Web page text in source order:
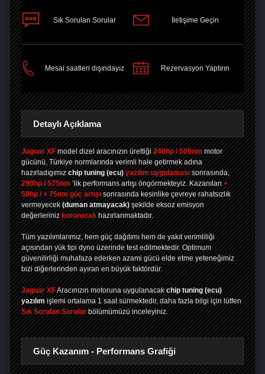
Sık Sorulan Sorular İletişime Geçin
Mesai saatleri dışındayız Rezervasyon Yaptırın
Detaylı Açıklama
Jaguar XF model dizel aracınızın ürettiği 240hp / 500nm motor
gücünü, Türkiye normlarında verimli hale getirmek adına
hazırladıgımız chip tuning (ecu) yazılım uygulaması sonrasında,
290hp / 575nm ’lik performans artışı öngörmekteyiz. Kazanılan +
50hp / + 75nm güç artışı sonrasında kesinlike çevreye rahatsızlık
vermeyecek (duman atmayacak) şekilde eksoz emisyon
değerleriniz korunarak hazırlanmaktadır.
Tüm yazılımlarımız, hem güç dağıtımı hem de yakıt verimliliği
açısından yük tipi dyno üzerinde test edilmektedir. Optimum
güvenilirliği muhafaza ederken azami gücü elde etme yeteneğimiz
bizi diğerlerinden ayıran en büyük faktördür.
Jaguar XFAracınızın motoruna uygulanacak chip tuning (ecu)
yazılım işlemi ortalama 1 saat sürmektedir, daha fazla bilgi için lütfen
Sık Sorulan Sorular bölümümüzü inceleyiniz.
Güç Kazanım - Performans Grafiği